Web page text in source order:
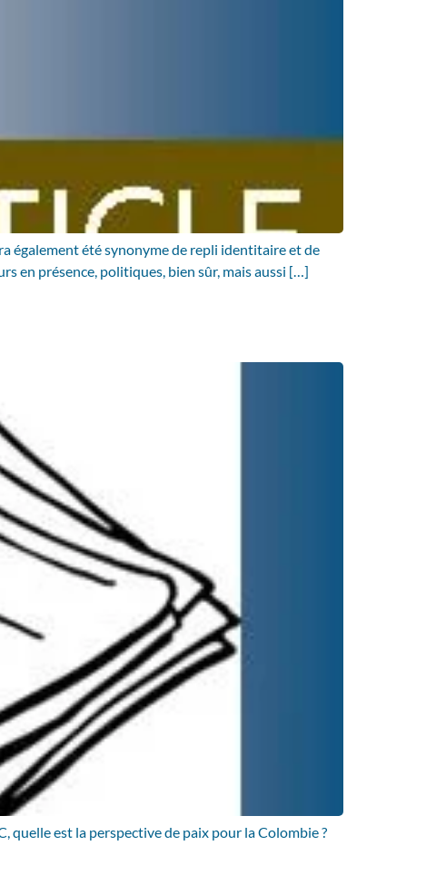
également été synonyme de repli identitaire et de
en présence, politiques, bien sûr, mais aussi […]
quelle est la perspective de paix pour la Colombie ?